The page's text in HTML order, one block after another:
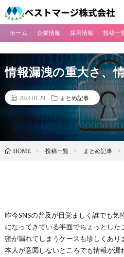
ホーム 企業情報 採用情報 投稿一
情報漏洩の重大さ、
2024.01.29 まとめ記事
HOME 投稿一覧 まとめ記事
昨今SNSの普及が目覚ましく誰でも気
になってきている半面でちょっとし
密が漏れてしまうケースも珍しくあり
本人が意図しないところでも情報が漏